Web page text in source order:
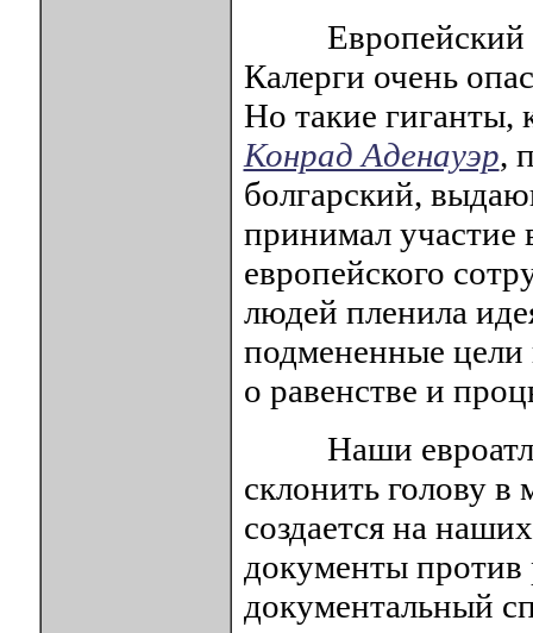
Европейский
Калерги очень
Но такие гиганты,
Конрад Аденауэр,
болгарский,
принимал участие
европейского
людей пленила
подмененные
о равенстве и
Наши
склонить голову
создается на
документы против
документальный